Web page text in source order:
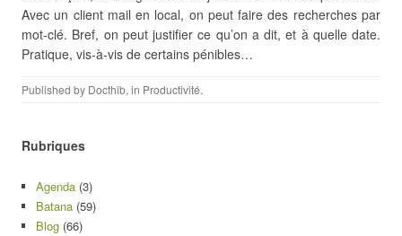
Avec un client mail en local, on peut faire des recherches par
mot-clé. Bref, on peut justifier ce qu’on a dit, et à quelle date.
Pratique, vis-à-vis de certains pénibles…
Published by Docthib, in Productivité.
Rubriques
Agenda (3)
Batana (59)
Blog (66)